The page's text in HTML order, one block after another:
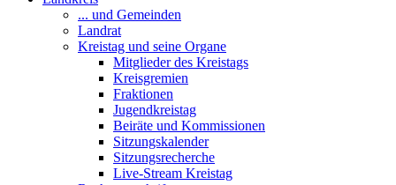
... und Gemeinden
Landrat
Kreistag und seine Organe
Mitglieder des Kreistags
Kreisgremien
Fraktionen
Jugendkreistag
Beiräte und Kommissionen
Sitzungskalender
Sitzungsrecherche
Live-Stream Kreistag